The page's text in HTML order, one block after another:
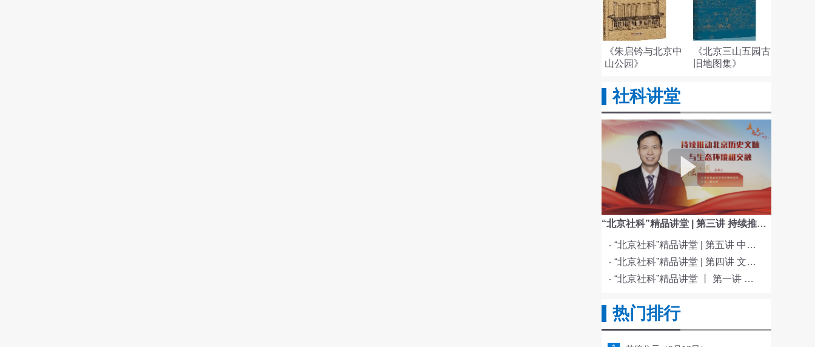
《朱启钤与北京中
山公园》
《北京三山五园古
旧地图集》
社科讲堂
“北京社科”精品讲堂 | 第三讲 持续推动北京历史文脉与生态环境相交融
“北京社科”精品讲堂 | 第五讲 中国电影与文化传统
“北京社科”精品讲堂 | 第四讲 文化与科技融合赋能新质生产力发展
“北京社科”精品讲堂 丨 第一讲 《红楼梦》的北京情缘
热门排行